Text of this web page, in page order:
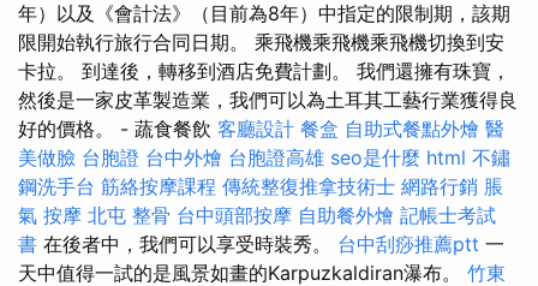
年）以及《會計法》（目前為8年）中指定的限制期，該期
限開始執行旅行合同日期。 乘飛機乘飛機乘飛機切換到安
卡拉。 到達後，轉移到酒店免費計劃。 我們還擁有珠寶，
然後是一家皮革製造業，我們可以為土耳其工藝行業獲得良
好的價格。 - 蔬食餐飲 客廳設計 餐盒 自助式餐點外燴 醫
美做臉 台胞證 台中外燴 台胞證高雄 seo是什麼 html 不鏽
鋼洗手台 筋絡按摩課程 傳統整復推拿技術士 網路行銷 脹
氣 按摩 北屯 整骨 台中頭部按摩 自助餐外燴 記帳士考試
書 在後者中，我們可以享受時裝秀。 台中刮痧推薦ptt 一
天中值得一試的是風景如畫的Karpuzkaldiran瀑布。 竹東